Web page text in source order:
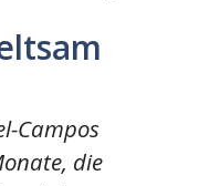
Campos
die